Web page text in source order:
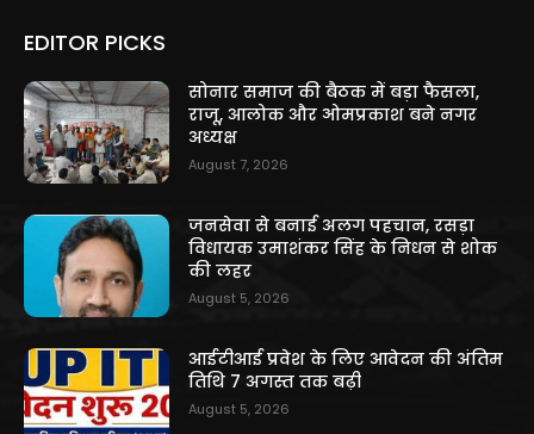
EDITOR PICKS
सोनार समाज की बैठक में बड़ा फैसला,
राजू, आलोक और ओमप्रकाश बने नगर
अध्यक्ष
August 7, 2026
जनसेवा से बनाई अलग पहचान, रसड़ा
विधायक उमाशंकर सिंह के निधन से शोक
की लहर
August 5, 2026
आईटीआई प्रवेश के लिए आवेदन की अंतिम
तिथि 7 अगस्त तक बढ़ी
August 5, 2026